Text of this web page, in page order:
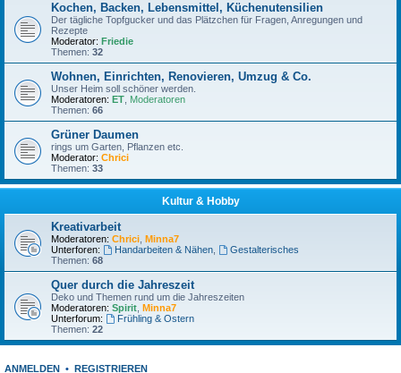
Kochen, Backen, Lebensmittel, Küchenutensilien
Der tägliche Topfgucker und das Plätzchen für Fragen, Anregungen und
Rezepte
Moderator: Friedie
Themen: 32
Wohnen, Einrichten, Renovieren, Umzug & Co.
Unser Heim soll schöner werden.
Moderatoren: ET Moderatoren
Themen: 66
Grüner Daumen
rings um Garten, Pflanzen etc.
Moderator: Chrici
Themen: 33
Kultur & Hobby
Kreativarbeit
Moderatoren: Chrici Minna7
Unterforen:
Handarbeiten & Nähen,
Gestalterisches
Themen: 68
Quer durch die Jahreszeit
Deko und Themen rund um die Jahreszeiten
Moderatoren: Spirit Minna7
Unterforum:
Frühling & Ostern
Themen: 22
ANMELDEN • REGISTRIEREN